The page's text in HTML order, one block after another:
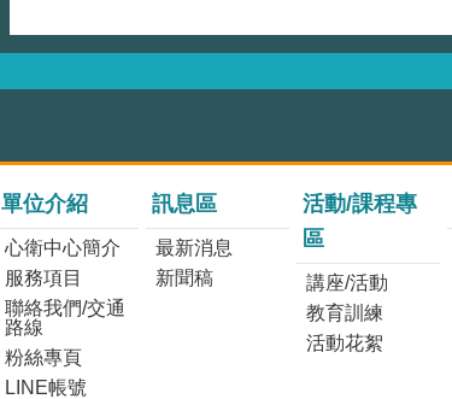
單位介紹
心衛中心簡介
服務項目
聯絡我們/交通
路線
粉絲專頁
LINE帳號
訊息區
最新消息
新聞稿
活動/課程專
區
講座/活動
教育訓練
活動花絮